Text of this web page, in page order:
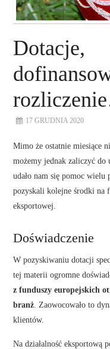
KONTAKT
Dotacje,
17 GRUDNIA 2020
Mimo że ostatnie miesiące
możemy jednak zaliczyć do
udało nam się pomoc
pozyskali kolejne środki na
eksportowej.
Doświadczenie
W pozyskiwaniu dotacji
tej materii ogromne
z funduszy europejskich
branż . Zaowocowało to
klientów.
Na działalność eksportową